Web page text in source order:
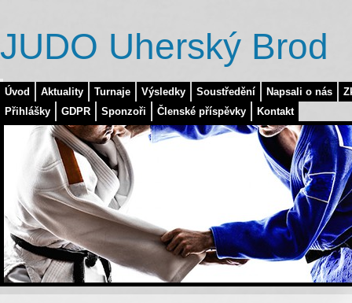
Úvod Aktuality Turnaje Výsledky Soustředění Napsali o nás
Přihlášky
GDPR Sponzoři Členské příspěvky Kontakt
JUDO Uherský Brod